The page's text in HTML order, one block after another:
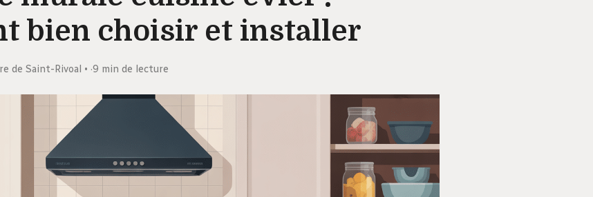
bien choisir et installer
de Saint-Rivoal ·9 min de lecture